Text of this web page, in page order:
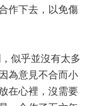
作下去，以免傷
似乎並沒有太多
為意見不合而小
在心裡，沒需要